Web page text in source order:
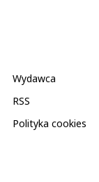
Wydawca
RSS
Polityka cookies